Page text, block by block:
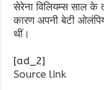
सेरेना विलियम्स साल
कारण अपनी बेटी
थीं।
[ad_2]
Source link